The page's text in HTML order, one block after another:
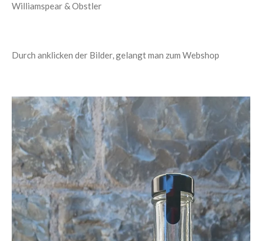
Williamspear & Obstler
Durch anklicken der Bilder, gelangt man zum Webshop